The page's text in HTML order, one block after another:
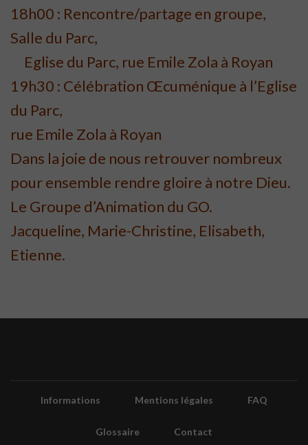
18h00 : Rencontre/partage en groupe,
Salle du Parc,
Eglise du Parc, rue Emile Zola à Royan
19h30 : Célébration Œcuménique à l’Eglise
du Parc,
rue Emile Zola à Royan
Dans la joie de nous retrouver nombreux
pour ensemble rendre gloire à notre Dieu.
Le Groupe d’Animation du GO.
Jacqueline, Marie-Christine, Elisabeth,
Etienne.
Informations Mentions légales FAQ
Glossaire Contact